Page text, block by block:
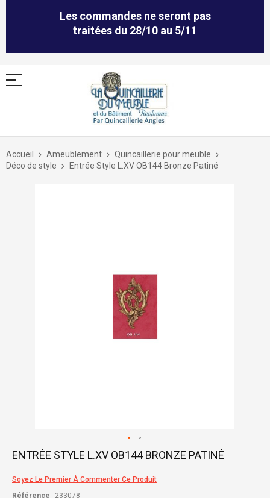
Les commandes ne seront pas
traitées du 28/10 au 5/11
Allez
contenu
Accueil Ameublement
Quincaillerie pour meuble
Déco de style
Entrée Style L.XV OB144 Bronze Patiné
Skip
beginning
of
ENTRÉE STYLE L.XV OB144 BRONZE PATINÉ
Soyez Le Premier À Commenter Ce Produit
Référence
233078